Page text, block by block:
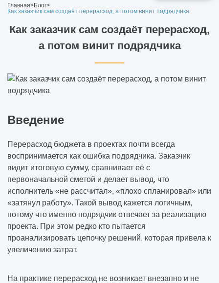
Главная>Блог>
Как заказчик сам создаёт перерасход, а потом винит подрядчика
Как заказчик сам создаёт перерасход,
а потом винит подрядчика
Введение
Перерасход бюджета в проектах почти всегда
воспринимается как ошибка подрядчика. Заказчик
видит итоговую сумму, сравнивает её с
первоначальной сметой и делает вывод, что
исполнитель «не рассчитал», «плохо спланировал» или
«затянул работу». Такой вывод кажется логичным,
потому что именно подрядчик отвечает за реализацию
проекта. При этом редко кто пытается
проанализировать цепочку решений, которая привела к
увеличению затрат.
На практике перерасход не возникает внезапно и не